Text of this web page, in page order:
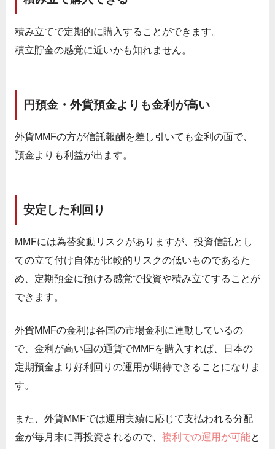
積み立てで定期的に購入することができます。
積立貯金の感覚に近いかも知れません。
円預金・外貨預金よりも金利が高い
外貨MMFの方が信託報酬を差し引いても金利の面で、
預金よりも利益が出ます。
安定した利回り
MMFには為替変動リスクがありますが、投資信託とし
ての立て付け自体が比較的リスクの低いものであるた
め、定期預金に預ける感覚で投資や積み立てすることが
できます。
外貨MMFの金利は各国の市場金利に連動しているの
で、金利が高い国の通貨でMMFを購入すれば、日本の
定期預金より好利回りの運用が期待できることになりま
す。
また、外貨MMFでは運用実績に応じて支払われる分配
金が毎月末に再投資されるので、 複利での運用が可能と